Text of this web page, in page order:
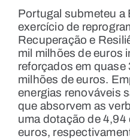
Portugal submeteu a
exercício de
Recuperação e
mil milhões de euros
reforçados em quase
milhões de euros.
energias renováveis
que absorvem as
uma dotação de
euros,